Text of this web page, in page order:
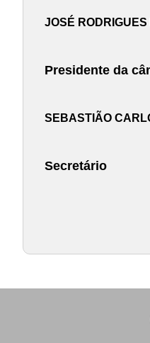
JOSÉ
Presidente da
SEBASTIÃO
Secretário